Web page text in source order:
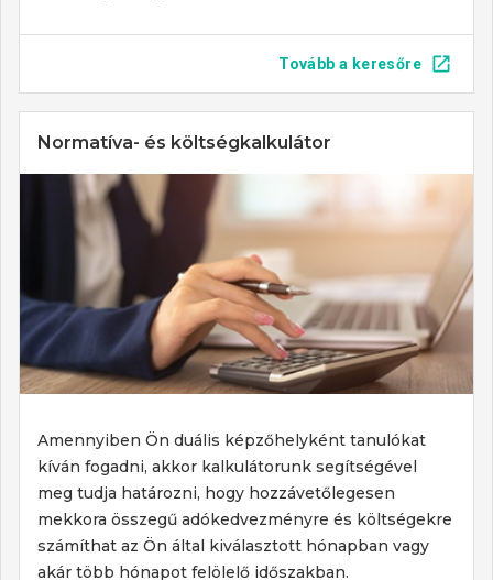
Tovább a keresőre
Normatíva- és költségkalkulátor
Amennyiben Ön duális képzőhelyként tanulókat
kíván fogadni, akkor kalkulátorunk segítségével
meg tudja határozni, hogy hozzávetőlegesen
mekkora összegű adókedvezményre és költségekre
számíthat az Ön által kiválasztott hónapban vagy
akár több hónapot felölelő időszakban.